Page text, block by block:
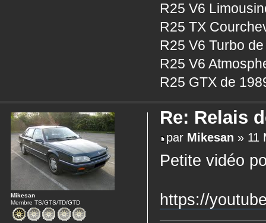
R25 V6
R25 TX
R25 V6 Turbo
R25 V6
R25 GTX de
Re: Relais
par Mikesan » 11
Petite vidéo
https://
Mikesan
Membre TS/GTS/TD/GTD